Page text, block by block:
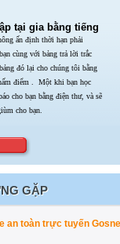
tại gia bằng tiếng
ấn định thời hạn phải
cùng với bảng trả lời trắc
đó lại cho chúng tôi bằng
điểm . Một khi bạn học
cho bạn bằng điện thư, và sẽ
cho bạn.
GẶP
an toàn trực tuyến